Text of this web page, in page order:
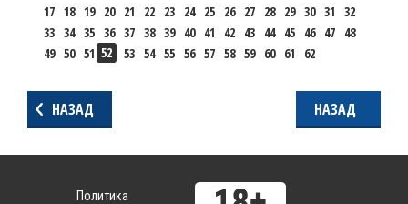
17 18 19 20 21 22 23 24 25 26 27 28 29 30 31 32
33 34 35 36 37 38 39 40 41 42 43 44 45 46 47 48
49 50 51 52 53 54 55 56 57 58 59 60 61 62
НАЗАД НАЗАД
Политика